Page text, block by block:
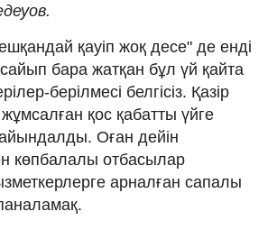
қауіп жоқ десе" де енді
бара жатқан бұл үй қайта
берілмесі белгісіз. Қазір
қос қабатты үйге
Оған дейін
көпбалалы отбасылар
арналған сапалы